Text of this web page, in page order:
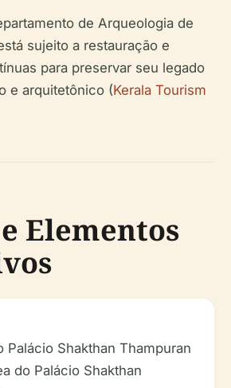
de Arqueologia de
sujeito a restauração e
para preservar seu legado
e arquitetônico (Kerala Tourism
Elementos